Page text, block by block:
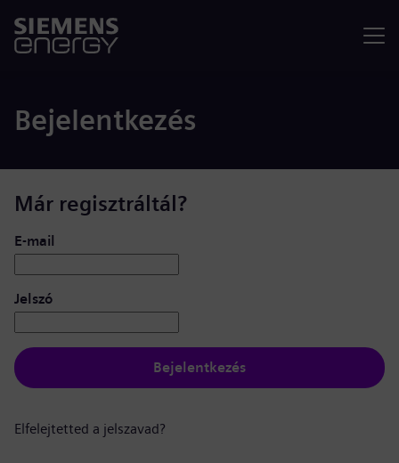
Bejelentkezés
Már regisztráltál?
Bejelentkezés: felhasználó és jelszó
E-mail
Jelszó
Bejelentkezés
Elfelejtetted a jelszavad?